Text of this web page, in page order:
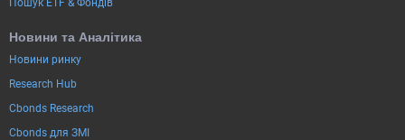
Пошук ETF & Фондів
Новини та Аналітика
Новини ринку
Research Hub
Cbonds Research
Cbonds для ЗМІ